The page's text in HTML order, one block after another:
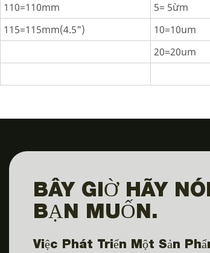
110=110mm
5= 5ừm
115=115mm(4.5")
10=10um
20=20um
BÂY GIỜ HÃY
BẠN MUỐN.
Việc Phát Triển Một Sản